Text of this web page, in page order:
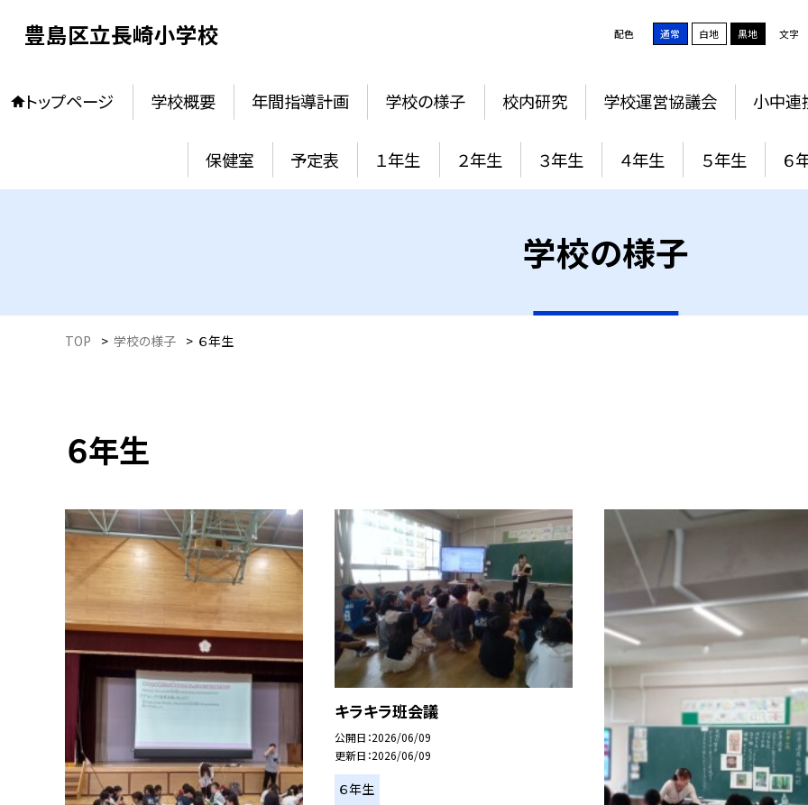
豊島区立長崎小学校 配色 通常 白地 黒地 文字
トップページ 学校概要 年間指導計画 学校の様子 校内研究 学校運営協議会 小中連
保健室 予定表 １年生 ２年生 ３年生 ４年生 ５年生 ６
学校の様子
TOP > 学校の様子 > ６年生
６年生
キラキラ班会議
公開日 2026/06/09
更新日 2026/06/09
６年生